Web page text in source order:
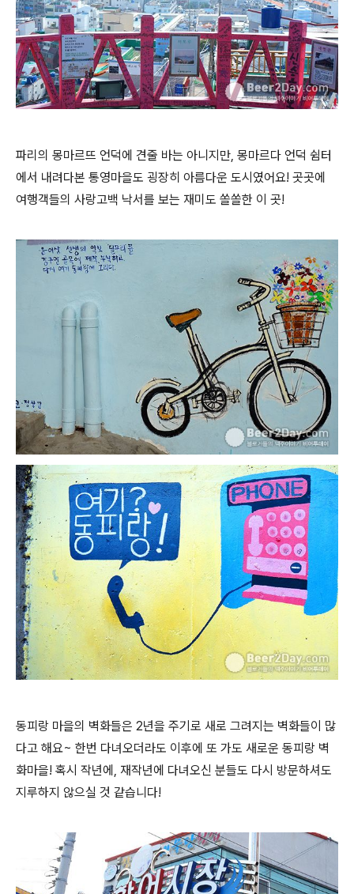
파리의 몽마르뜨 언덕에 견줄 바는 아니지만, 몽마르다 언덕 쉼터
에서 내려다본 통영마을도 굉장히 아름다운 도시였어요! 곳곳에
여행객들의 사랑고백 낙서를 보는 재미도 쏠쏠한 이 곳!
동피랑 마을의 벽화들은 2년을 주기로 새로 그려지는 벽화들이 많
다고 해요~ 한번 다녀오더라도 이후에 또 가도 새로운 동피랑 벽
화마을! 혹시 작년에, 재작년에 다녀오신 분들도 다시 방문하셔도
지루하지 않으실 것 같습니다!